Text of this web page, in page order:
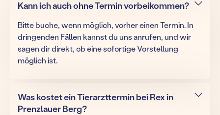
Kann ich auch ohne Termin vorbeikommen?
Bitte buche, wenn möglich, vorher einen Termin. In
dringenden Fällen kannst du uns anrufen, und wir
sagen dir direkt, ob eine sofortige Vorstellung
möglich ist.
Was kostet ein Tierarzttermin bei Rex in
Prenzlauer Berg?